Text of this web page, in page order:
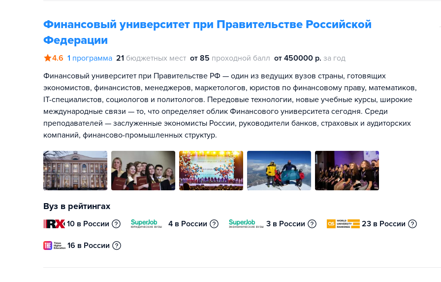
Финансовый университет при Правительстве Российской
Федерации
4.6 1 программа 21 бюджетных мест от 85 проходной балл от 450000 р. за год
Финансовый университет при Правительстве РФ — один из ведущих вузов страны, готовящих
экономистов, финансистов, менеджеров, маркетологов, юристов по финансовому праву, математиков,
IT-специалистов, социологов и политологов. Передовые технологии, новые учебные курсы, широкие
международные связи — то, что определяет облик Финансового университета сегодня. Среди
преподавателей — заслуженные экономисты России, руководители банков, страховых и аудиторских
компаний, финансово-промышленных структур.
Вуз в рейтингах
10 в России 4 в России 3 в России 23 в России
16 в России